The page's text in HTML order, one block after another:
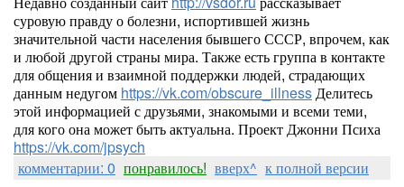
суровую правду о болезни, испортившей жизнь
значительной части населения бывшего СССР, впрочем, как
и любой другой страны мира. Также есть группа в контакте
для общения и взаимной поддержки людей, страдающих
данным недугом https://vk.com/obscure_illnessДелитесь
этой информацией с друзьями, знакомыми и всеми теми,
для кого она может быть актуальна. Проект Джонни Психа
https://vk.com/jpsych
комментарии: 0 понравилось! вверх^ к полной версии